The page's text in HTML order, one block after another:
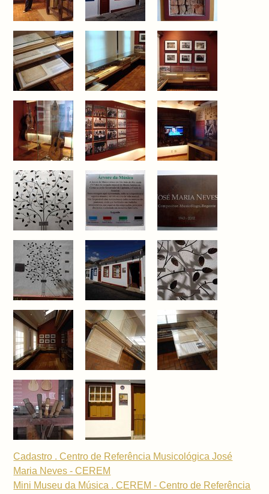
Cadastro . Centro de Referência Musicológica José
Maria Neves - CEREM
Mini Museu da Música . CEREM - Centro de Referência